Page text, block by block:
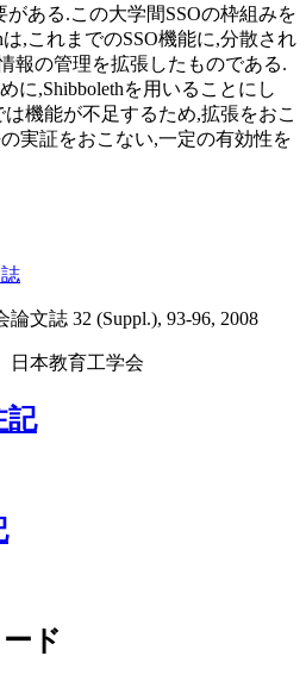
ある.この大学間SSOの枠組みを
は,これまでのSSO機能に,分散され
報の管理を拡張したものである.
に,Shibbolethを用いることにし
は機能が不足するため,拡張をおこ
実証をおこない,一定の有効性を
論文誌 32 (Suppl.), 93-96, 2008
本教育工学会
記
ド